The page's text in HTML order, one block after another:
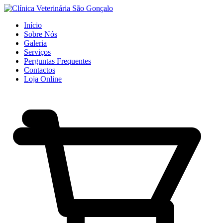
Início
Sobre Nós
Galeria
Serviços
Perguntas Frequentes
Contactos
Loja Online